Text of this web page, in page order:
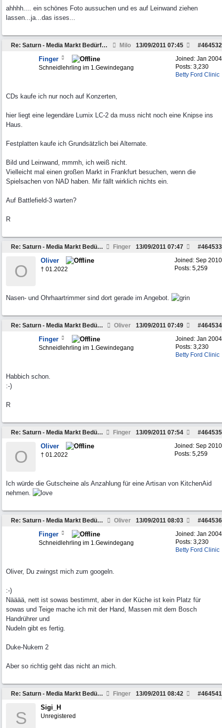
ahhhh.... ein schönes Foto aussuchen und es auf Leinwand ziehen
lassen...ja...das isses...
Re: Saturn - Media Markt Bedürfnisse wecken. Hilfe. Milo #464532
13/09/2011 07:45
Joined: Jan 2004
Posts: 3,230
Betty Ford Clinic
Finger
Schneidlehrling im 1.Gewindegang
CDs kaufe ich nur noch auf Konzerten,
hier liegt eine legendäre Lumix LC-2 da muss nicht noch eine Knipse ins
Haus.
Festplatten kaufe ich Grundsätzlich bei Alternate.
Bild und Leinwand, mmmh, ich weiß nicht.
Vielleicht mal einen großen Markt in Frankfurt besuchen, wenn die
Spielsachen von NAD haben. Mir fällt wirklich nichts ein.
Auf Battlefield-3 warten?
R
Re: Saturn - Media Markt Bedürfnisse wecken. Hilfe. Finger #464533
13/09/2011 07:47
Joined: Sep 2010
Posts: 5,259
O
Oliver
† 01.2022
Nasen- und Ohrhaartrimmer sind dort gerade im Angebot.
Re: Saturn - Media Markt Bedürfnisse wecken. Hilfe. Oliver #464534
13/09/2011 07:49
Joined: Jan 2004
Posts: 3,230
Betty Ford Clinic
Finger
Schneidlehrling im 1.Gewindegang
Habbich schon.
:-)
R
Re: Saturn - Media Markt Bedürfnisse wecken. Hilfe. Finger #464535
13/09/2011 07:54
Joined: Sep 2010
Posts: 5,259
O
Oliver
† 01.2022
Ich würde die Gutscheine als Anzahlung für eine Artisan von KitchenAid
nehmen.
Re: Saturn - Media Markt Bedürfnisse wecken. Hilfe. Oliver #464536
13/09/2011 08:03
Joined: Jan 2004
Posts: 3,230
Betty Ford Clinic
Finger
Schneidlehrling im 1.Gewindegang
Oliver, Du zwingst mich zum googeln.
:-)
Nääää, nett ist sowas bestimmt, aber in der Küche ist kein Platz für
sowas und Teige mache ich mit der Hand, Massen mit dem Bosch
Handrührer und
Nudeln gibt es fertig.
Duke-Nukem 2
Aber so richtig geht das nicht an mich.
Re: Saturn - Media Markt Bedürfnisse wecken. Hilfe. Finger #464541
13/09/2011 08:42
S
Sigi_H
Unregistered